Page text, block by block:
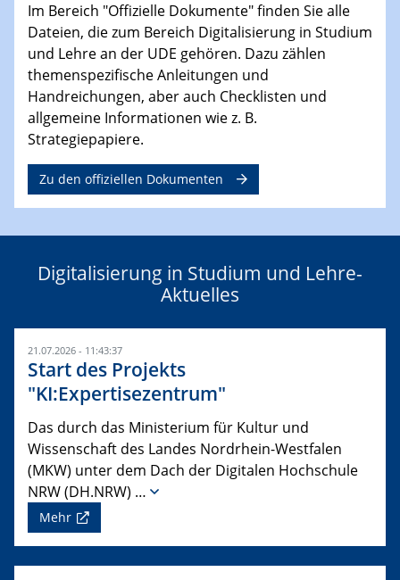
Im Bereich "Offizielle Dokumente" finden Sie alle
Dateien, die zum Bereich Digitalisierung in Studium
und Lehre an der UDE gehören. Dazu zählen
themenspezifische Anleitungen und
Handreichungen, aber auch Checklisten und
allgemeine Informationen wie z. B.
Strategiepapiere.
Zu den offiziellen Dokumenten
Digitalisierung in Studium und Lehre-
Aktuelles
21.07.2026 - 11:43:37
Start des Projekts
"KI:Expertisezentrum"
Das durch das Ministerium für Kultur und
Wissenschaft des Landes Nordrhein-Westfalen
(MKW) unter dem Dach der Digitalen Hochschule
NRW (DH.NRW) …
Mehr